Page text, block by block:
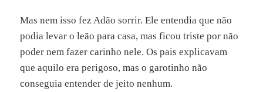
Mas nem isso fez Adão sorrir. Ele entendia que não
podia levar o leão para casa, mas ficou triste por não
poder nem fazer carinho nele. Os pais explicavam
que aquilo era perigoso, mas o garotinho não
conseguia entender de jeito nenhum.